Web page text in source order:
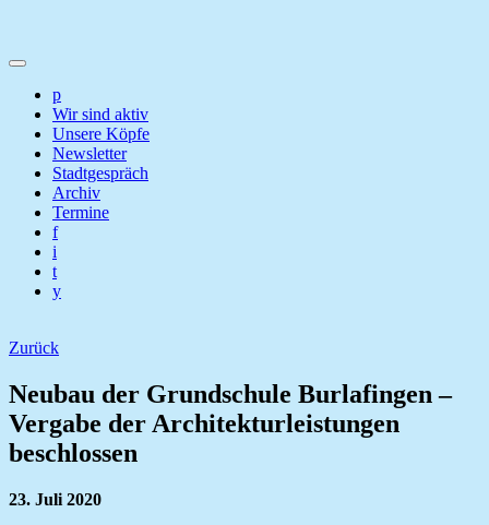
p
Wir sind aktiv
Unsere Köpfe
Newsletter
Stadtgespräch
Archiv
Termine
f
i
t
y
Zurück
Neubau der Grundschule Burlafingen –
Vergabe der Architekturleistungen
beschlossen
23. Juli 2020